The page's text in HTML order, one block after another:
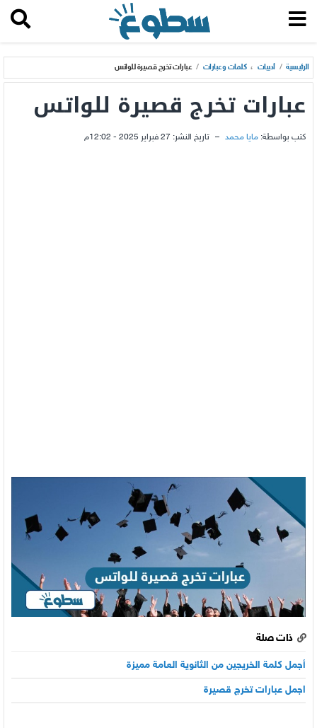
الرئيسية / أدبيات ، كلمات وعبارات / عبارات تخرج قصيرة للواتس
عبارات تخرج قصيرة للواتس
كتب بواسطة: مايا محمد – تاريخ النشر: 27 فبراير 2025 - 12:02م
ذات صلة
أجمل كلمة الخريجين من الثانوية العامة مميزة
اجمل عبارات تخرج قصيرة